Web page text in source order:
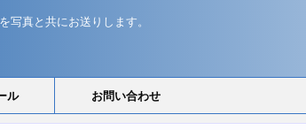
写真と共にお送りします。
ル お問い合わせ